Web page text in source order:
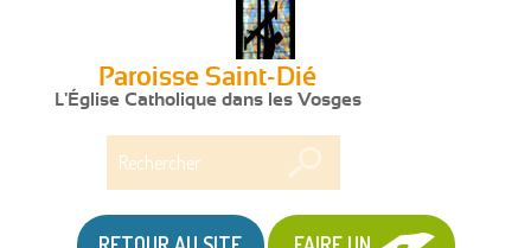
Paroisse Saint-Dié
L'Église Catholique dans les Vosges